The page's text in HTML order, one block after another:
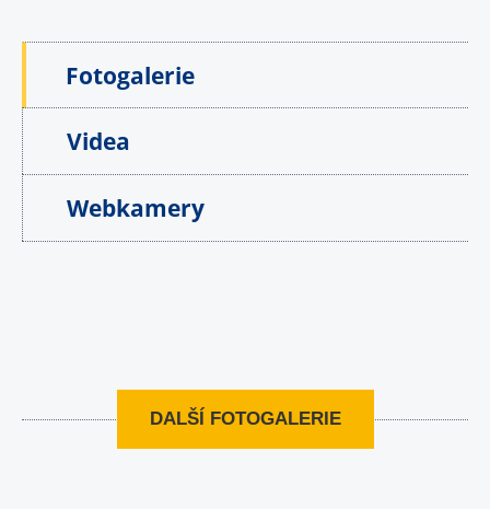
Fotogalerie
Videa
Webkamery
DALŠÍ FOTOGALERIE